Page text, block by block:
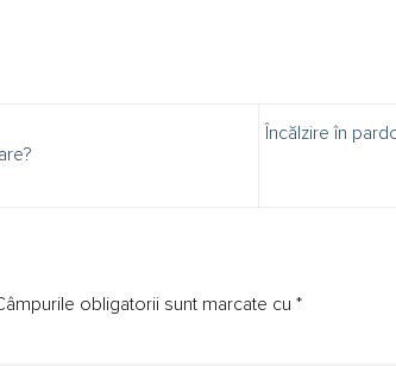
Încălzire în
obligatorii sunt marcate cu *